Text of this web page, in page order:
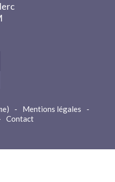
- Mentions légales
-
Contact